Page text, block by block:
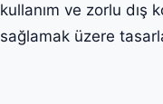
kullanım ve zorlu dış
sağlamak üzere